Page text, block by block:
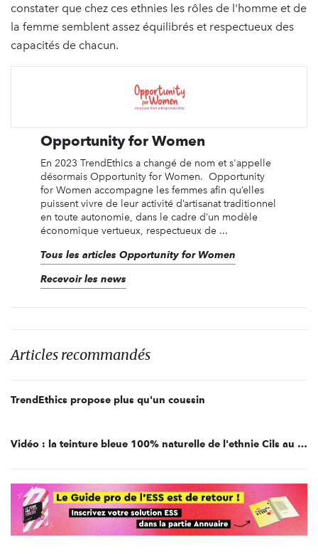
constater que chez ces ethnies les rôles de l'homme et de
la femme semblent assez équilibrés et respectueux des
capacités de chacun.
Opportunity for Women
En 2023 TrendEthics a changé de nom et s'appelle
désormais Opportunity for Women. Opportunity
for Women accompagne les femmes afin qu’elles
puissent vivre de leur activité d’artisanat traditionnel
en toute autonomie, dans le cadre d’un modèle
économique vertueux, respectueux de ...
Tous les articles Opportunity for Women
Recevoir les news
Articles recommandés
TrendEthics propose plus qu'un coussin
Vidéo : la teinture bleue 100% naturelle de l'ethnie Cils au Vietnam